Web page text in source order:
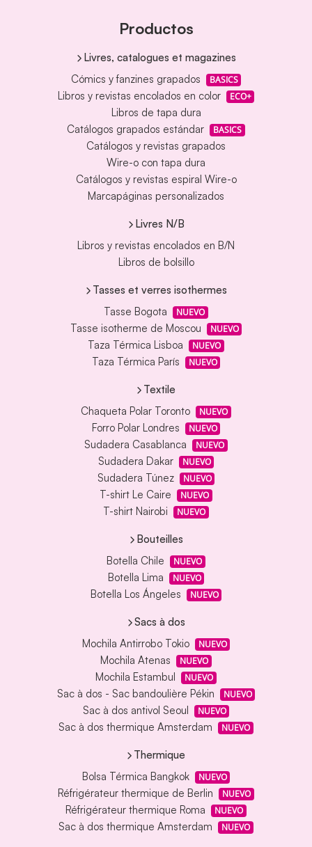
Productos
Livres, catalogues et magazines
Cómics y fanzines grapados
BASICS
Libros y revistas encolados en color ECO+
Libros de tapa dura
Catálogos grapados estándar
BASICS
Catálogos y revistas grapados
Wire-o con tapa dura
Catálogos y revistas espiral Wire-o
Marcapáginas personalizados
Livres N/B
Libros y revistas encolados en B/N
Libros de bolsillo
Tasses et verres isothermes
Tasse Bogota
NUEVO
Tasse isotherme de Moscou NUEVO
Taza Térmica Lisboa NUEVO
Taza Térmica París NUEVO
Textile
Chaqueta Polar Toronto
NUEVO
Forro Polar Londres NUEVO
Sudadera Casablanca NUEVO
Sudadera Dakar NUEVO
Sudadera Túnez NUEVO
T-shirt Le Caire NUEVO
T-shirt Nairobi NUEVO
Bouteilles
Botella Chile
NUEVO
Botella Lima NUEVO
Botella Los Ángeles NUEVO
Sacs à dos
Mochila Antirrobo Tokio
NUEVO
Mochila Atenas NUEVO
Mochila Estambul NUEVO
Sac à dos - Sac bandoulière Pékin NUEVO
Sac à dos antivol Seoul NUEVO
Sac à dos thermique Amsterdam NUEVO
Thermique
Bolsa Térmica Bangkok
NUEVO
Réfrigérateur thermique de Berlin NUEVO
Réfrigérateur thermique Roma NUEVO
Sac à dos thermique Amsterdam NUEVO